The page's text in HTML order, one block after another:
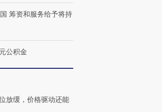
筹资和服务给予将持
公积金
放缓，价格驱动还能